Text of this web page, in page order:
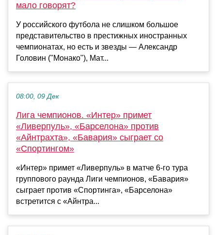
мало говорят?
У российского футбола не слишком большое
представительство в престижных иностранных
чемпионатах, но есть и звезды — Александр
Головин ("Монако"), Мат...
08:00, 09 Дек
Лига чемпионов. «Интер» примет
«Ливерпуль», «Барселона» против
«Айнтрахта», «Бавария» сыграет со
«Спортингом»
«Интер» примет «Ливерпуль» в матче 6-го тура
группового раунда Лиги чемпионов, «Бавария»
сыграет против «Спортинга», «Барселона»
встретится с «Айнтра...